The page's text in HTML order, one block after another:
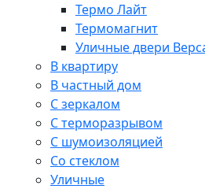
Термо Лайт
Термомагнит
Уличные двери
В квартиру
В частный дом
С зеркалом
С терморазрывом
С шумоизоляцией
Со стеклом
Уличные